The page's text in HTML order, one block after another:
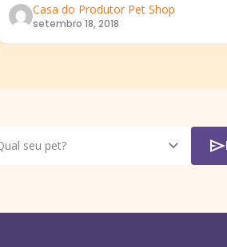
Casa do Produtor Pet Shop
setembro 18, 2018